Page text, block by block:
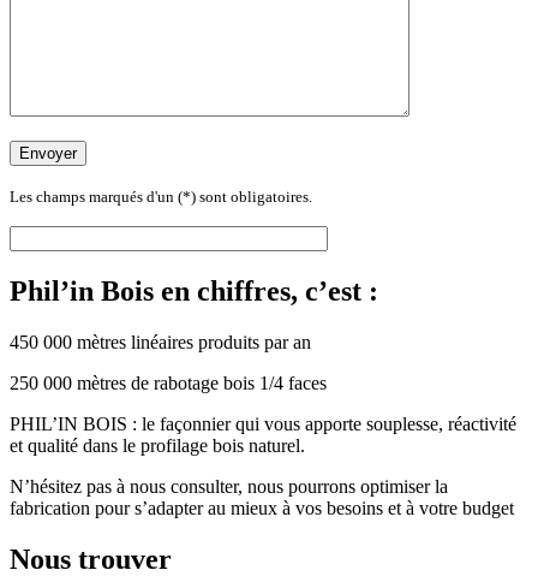
Les champs marqués d'un (*) sont obligatoires.
Phil’in Bois en chiffres, c’est :
450 000 mètres linéaires produits par an
250 000 mètres de rabotage bois 1/4 faces
PHIL’IN BOIS : le façonnier qui vous apporte souplesse, réactivité
et qualité dans le profilage bois naturel.
N’hésitez pas à nous consulter, nous pourrons optimiser la
fabrication pour s’adapter au mieux à vos besoins et à votre budget
Nous trouver